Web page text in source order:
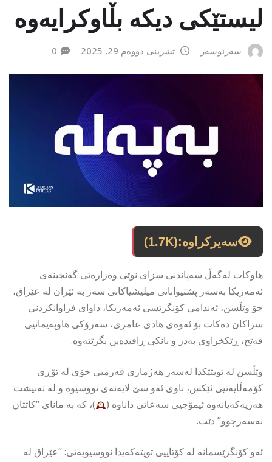
لیستێکی دیکە بڵاوکرایەوە
سەرنوسەر تشرینی دووەم 29, 2025 0
سەیرکراوە:(1.7K)
هاوكات لەگەڵ سەپاندنی سزای نوێی وەزارەتی گەنجینەی
ئەمەریكا بەسەر پشتیوانانی میلیشیاكانی سەر بە ئێران لە عێراق،
جۆ وێڵسن، ئەندامی كۆنگرێسی ئەمەریكا، داوای فراوانكردنی
سزاكان دەكات بۆ ئەوەی هادی عامری، سەرۆكی هاوپەیمانیی
فەتح، ڕێكخراوی بەدر و بانكی ڕافیدەین بگرێتەوە.
وێڵسن لە تویتێكدا لەسەر هەژماری فەرمیی خۆی لە تۆڕی
كۆمەڵایەتیی ئێكس، ناوی ئەو سێ لایەنەی نووسیوە و لە تەنیشت
هەریەكەیانەوە ئیمۆجیی سەعاتی داناوە (
)، كە بە مانای “كاتتان
بەسەرچوو” دێت.
ئەو كۆنگرێسمانە لە كۆتاییی تویتەكەیدا نووسیویەتی: “عێراق لە